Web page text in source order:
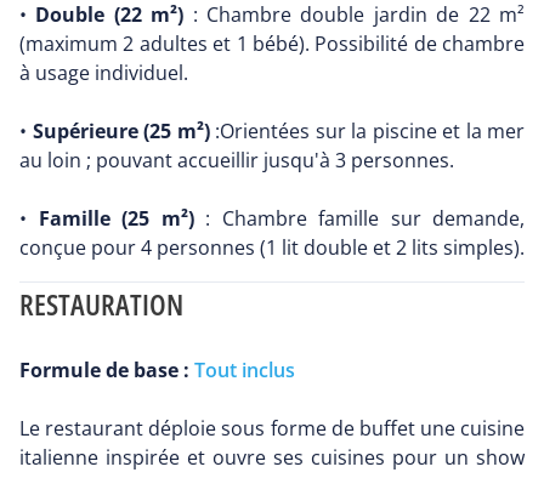
• Double (22 m²) : Chambre double jardin de 22 m²
(maximum 2 adultes et 1 bébé). Possibilité de chambre
à usage individuel.
• Supérieure (25 m²):Orientées sur la piscine et la mer
au loin ; pouvant accueillir jusqu'à 3 personnes.
• Famille (25 m²): Chambre famille sur demande,
conçue pour 4 personnes (1 lit double et 2 lits simples).
RESTAURATION
Formule de base : Tout inclus
Le restaurant déploie sous forme de buffet une cuisine
italienne inspirée et ouvre ses cuisines pour un show